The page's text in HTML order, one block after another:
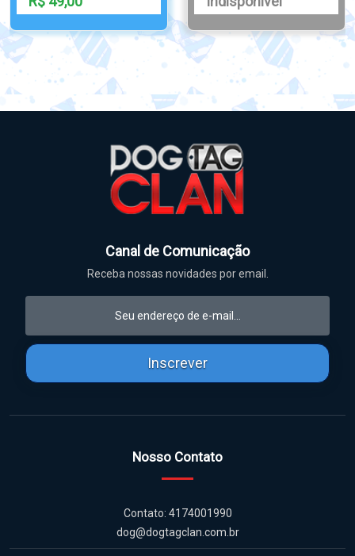
Canal de Comunicação
Receba nossas novidades por email.
Inscrever
Nosso Contato
Contato: 4174001990
dog@dogtagclan.com.br